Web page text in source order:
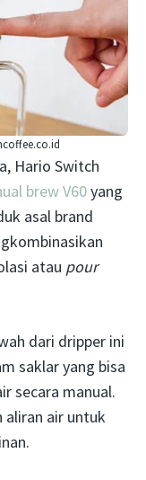
Hario Switch
brew V60yang
asal brand
atau pour
dari dripper ini
saklar yang bisa
secara manual.
aliran air untuk